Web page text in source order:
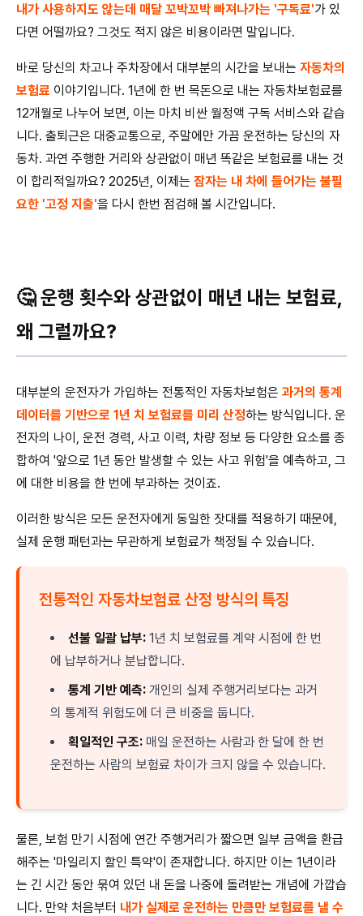
내가 사용하지도 않는데 매달 꼬박꼬박 빠져나가는 '구독료'가 있
다면 어떨까요? 그것도 적지 않은 비용이라면 말입니다.
바로 당신의 차고나 주차장에서 대부분의 시간을 보내는 자동차의
보험료 이야기입니다. 1년에 한 번 목돈으로 내는 자동차보험료를
12개월로 나누어 보면, 이는 마치 비싼 월정액 구독 서비스와 같습
니다. 출퇴근은 대중교통으로, 주말에만 가끔 운전하는 당신의 자
동차. 과연 주행한 거리와 상관없이 매년 똑같은 보험료를 내는 것
이 합리적일까요? 2025년, 이제는 잠자는 내 차에 들어가는 불필
요한 '고정 지출'을 다시 한번 점검해 볼 시간입니다.
🤔 운행 횟수와 상관없이 매년 내는 보험료,
왜 그럴까요?
대부분의 운전자가 가입하는 전통적인 자동차보험은 과거의 통계
데이터를 기반으로 1년 치 보험료를 미리 산정하는 방식입니다. 운
전자의 나이, 운전 경력, 사고 이력, 차량 정보 등 다양한 요소를 종
합하여 '앞으로 1년 동안 발생할 수 있는 사고 위험'을 예측하고, 그
에 대한 비용을 한 번에 부과하는 것이죠.
이러한 방식은 모든 운전자에게 동일한 잣대를 적용하기 때문에,
실제 운행 패턴과는 무관하게 보험료가 책정될 수 있습니다.
전통적인 자동차보험료 산정 방식의 특징
선불 일괄 납부: 1년 치 보험료를 계약 시점에 한 번
에 납부하거나 분납합니다.
통계 기반 예측: 개인의 실제 주행거리보다는 과거
의 통계적 위험도에 더 큰 비중을 둡니다.
획일적인 구조: 매일 운전하는 사람과 한 달에 한 번
운전하는 사람의 보험료 차이가 크지 않을 수 있습니다.
물론, 보험 만기 시점에 연간 주행거리가 짧으면 일부 금액을 환급
해주는 '마일리지 할인 특약'이 존재합니다. 하지만 이는 1년이라
는 긴 시간 동안 묶여 있던 내 돈을 나중에 돌려받는 개념에 가깝습
니다. 만약 처음부터 내가 실제로 운전하는 만큼만 보험료를 낼 수